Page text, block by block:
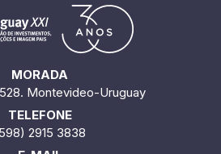
MORADA
Montevideo-Uruguay
TELEFONE
2915 3838